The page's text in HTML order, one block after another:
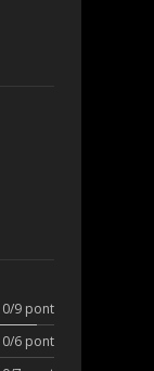
9 pont
6 pont